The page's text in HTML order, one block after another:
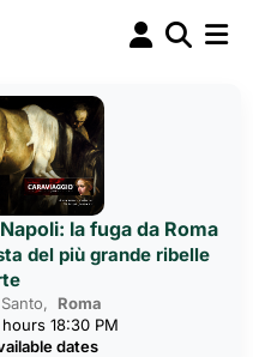
la fuga da Roma
del più grande ribelle
Roma
hours 18:30 PM
dates